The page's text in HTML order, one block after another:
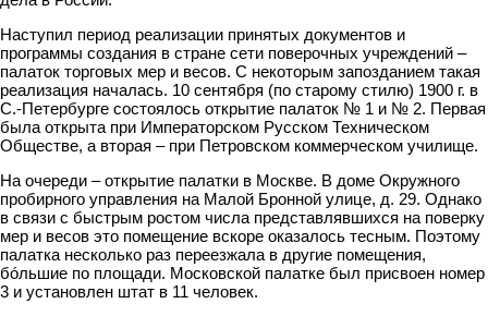
Наступил период реализации принятых документов и
программы создания в стране сети поверочных учреждений –
палаток торговых мер и весов. С некоторым запозданием такая
реализация началась. 10 сентября (по старому стилю) 1900 г. в
С.-Петербурге состоялось открытие палаток № 1 и № 2. Первая
была открыта при Императорском Русском Техническом
Обществе, а вторая – при Петровском коммерческом училище.
На очереди – открытие палатки в Москве. В доме Окружного
пробирного управления на Малой Бронной улице, д. 29. Однако
в связи с быстрым ростом числа представлявшихся на поверку
мер и весов это помещение вскоре оказалось тесным. Поэтому
палатка несколько раз переезжала в другие помещения,
бóльшие по площади. Московской палатке был присвоен номер
3 и установлен штат в 11 человек.